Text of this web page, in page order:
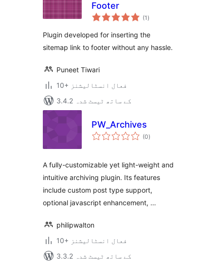
Footer
(1 مجموعی
درجہ
)
Plugin developed for inserting the
sitemap link to footer without any hassle.
Puneet Tiwari
10+ فعال انسٹالیشنز
3.4.2 کے ساتھ ٹیسٹ شدہ
PW_Archives
(0مجموعی
درجہ
)
A fully-customizable yet light-weight and
intuitive archiving plugin. Its features
include custom post type support,
optional javascript enhancement, …
philipwalton
10+ فعال انسٹالیشنز
3.3.2 کے ساتھ ٹیسٹ شدہ